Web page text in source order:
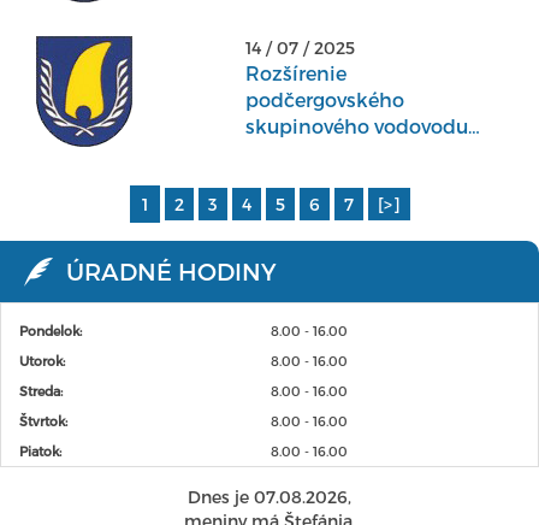
14 / 07 / 2025
Rozšírenie
podčergovského
skupinového vodovodu
1 2 3 4 5 6 7 [>]
ÚRADNÉ HODINY
Pondelok:
8.00 - 16.00
Utorok:
8.00 - 16.00
Streda:
8.00 - 16.00
Štvrtok:
8.00 - 16.00
Piatok:
8.00 - 16.00
Dnes je 07.08.2026,